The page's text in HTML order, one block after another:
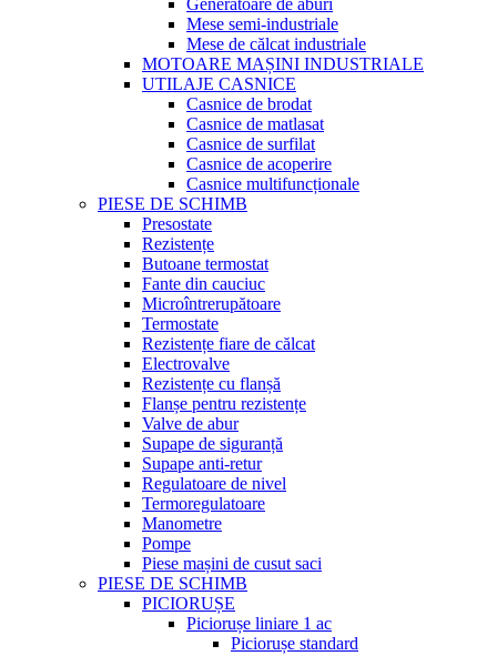
Generatoare de aburi
Mese semi-industriale
Mese de călcat industriale
MOTOARE MAȘINI INDUSTRIALE
UTILAJE CASNICE
Casnice de brodat
Casnice de matlasat
Casnice de surfilat
Casnice de acoperire
Casnice multifuncționale
PIESE DE SCHIMB
Presostate
Rezistențe
Butoane termostat
Fante din cauciuc
Microîntrerupătoare
Termostate
Rezistențe fiare de călcat
Electrovalve
Rezistențe cu flanșă
Flanșe pentru rezistențe
Valve de abur
Supape de siguranță
Supape anti-retur
Regulatoare de nivel
Termoregulatoare
Manometre
Pompe
Piese mașini de cusut saci
PIESE DE SCHIMB
PICIORUȘE
Piciorușe liniare 1 ac
Piciorușe standard